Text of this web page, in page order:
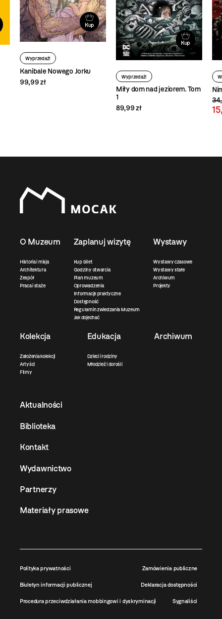
Kup
Wyprzedaż!
Kanibale Nowego Jorku
99,99 zł
Kup
Wyprzedaż!
Miły dom nad jeziorem. Tom
1
89,99 zł
O Muzeum
Historia i misja
Architektura
Zespół
Praca i staże
Zaplanuj wizytę
Kup bilet
Godziny otwarcia
Plan muzeum
Oprowadzenia
Informacje praktyczne
Dostępność
Regulamin zwiedzania Muzeum
Jak dojechać
Wystawy
Wystawy czasowe
Wystawy stałe
Archiwum
Projekty
Kolekcja
Założenia kolekcji
Artyści
Filmy
Edukacja
Dzieci i rodziny
Młodzież i dorośli
Archiwum
Aktualności
Biblioteka
Kontakt
Wydawnictwo
Partnerzy
Materiały prasowe
Polityka prywatności Zamówienia publiczne
Biuletyn informacji publicznej Deklaracja dostępności
Procedura przeciwdziałania mobbingowi i dyskryminacji Sygnaliści